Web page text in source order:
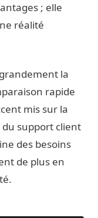
; elle
réalité
la
rapide
mis sur la
support client
des besoins
de plus en